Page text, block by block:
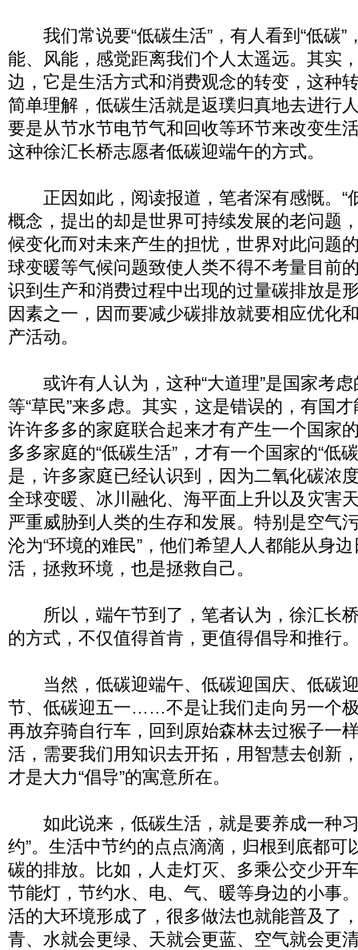
我们常说要“低碳生活”，有人看到“低碳”
能、风能，感觉距离我们个人太遥远。其实
边，它是生活方式和消费观念的转变，这种
简单理解，低碳生活就是返璞归真地去进行
要是从节水节电节气和回收等环节来改变生
这种徐汇长桥志愿者低碳迎端午的方式。
正因如此，阅读报道，笔者深有感慨。“
概念，提出的却是世界可持续发展的老问题
候变化而对未来产生的担忧，世界对此问题
球变暖等气候问题致使人类不得不考量目前
识到生产和消费过程中出现的过量碳排放是
因素之一，因而要减少碳排放就要相应优化
产活动。
或许有人认为，这种“大道理”是国家考虑
等“草民”来多虑。其实，这是错误的，有国
许许多多的家庭联合起来才有产生一个国家
多多家庭的“低碳生活”，才有一个国家的“低
是，许多家庭已经认识到，因为二氧化碳浓
全球变暖、冰川融化、海平面上升以及灾害
严重威胁到人类的生存和发展。特别是空气
沦为“环境的难民”，他们希望人人都能从身
活，拯救环境，也是拯救自己。
所以，端午节到了，笔者认为，徐汇长
的方式，不仅值得首肯，更值得倡导和推行
当然，低碳迎端午、低碳迎国庆、低碳
节、低碳迎五一……不是让我们走向另一个
再放弃骑自行车，回到原始森林去过猴子一
活，需要我们用知识去开拓，用智慧去创新
才是大力“倡导”的寓意所在。
如此说来，低碳生活，就是要养成一种习
约”。生活中节约的点点滴滴，归根到底都可
碳的排放。比如，人走灯灭、多乘公交少开
节能灯，节约水、电、气、暖等身边的小事
活的大环境形成了，很多做法也就能普及了
青、水就会更绿、天就会更蓝、空气就会更